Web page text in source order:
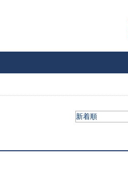
新着順